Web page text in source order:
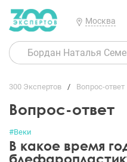
Москва
300 Экспертов Вопрос-ответ
Вопрос-ответ
#Веки
В какое время